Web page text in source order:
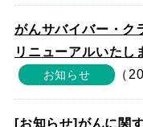
がんサバイバー・ク
リニューアルいたし
お知らせ （
[お知らせ]がんに関